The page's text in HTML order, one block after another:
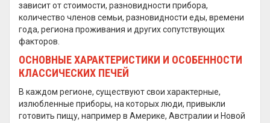
зависит от стоимости, разновидности прибора,
количество членов семьи, разновидности еды, времени
года, региона проживания и других сопутствующих
факторов.
ОСНОВНЫЕ ХАРАКТЕРИСТИКИ И ОСОБЕННОСТИ
КЛАССИЧЕСКИХ ПЕЧЕЙ
В каждом регионе, существуют свои характерные,
излюбленные приборы, на которых люди, привыкли
готовить пищу, например в Америке, Австралии и Новой